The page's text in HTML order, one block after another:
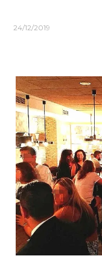
24/12/2019